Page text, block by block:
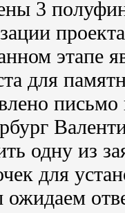
3
этапе
для
письмо
одну из
для